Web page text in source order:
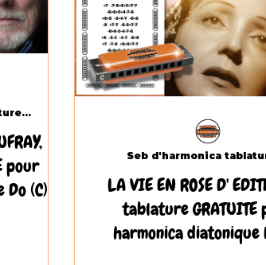
pour
(C)
Seb d'harmonica tablatures.com
LA VIE EN ROSE D'
tablature GRATUITE
harmonica diatonique